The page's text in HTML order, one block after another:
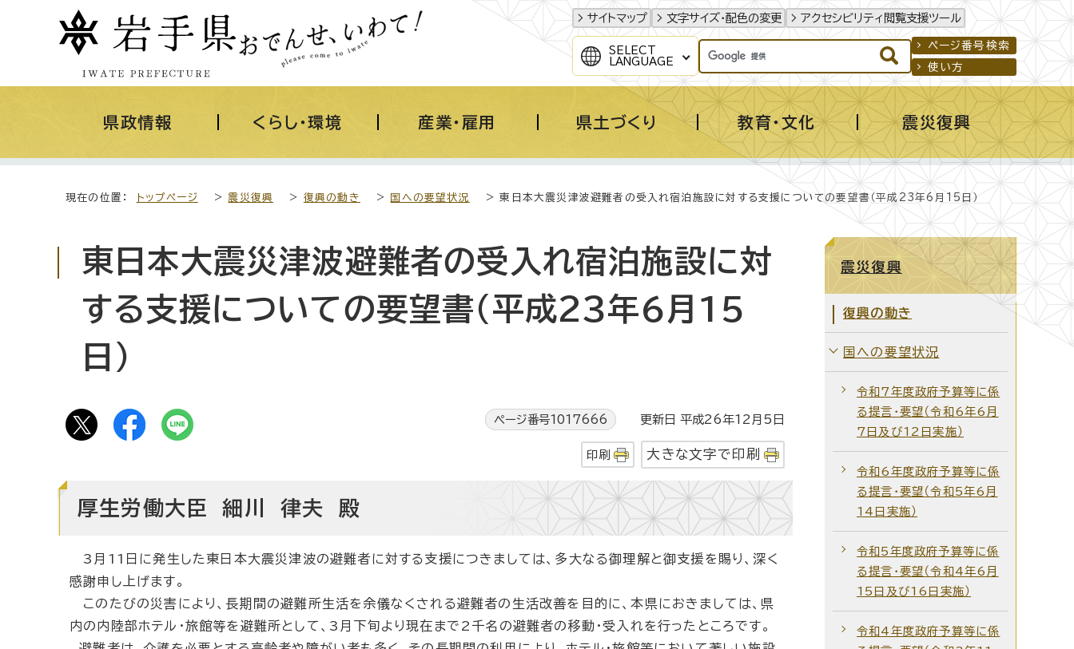
サイトマップ 文字サイズ・配色の変更 アクセシビリティ閲覧支援ツール
SELECT
LANGUAGE
ページ番号検索
使い方
県政情報 くらし・環境 産業・雇用 県土づくり 教育・文化 震災復興
現在の位置： トップページ > 震災復興 > 復興の動き > 国への要望状況 > 東日本大震災津波避難者の受入れ宿泊施設に対する支援についての要望書（平成23年6月15日）
東日本大震災津波避難者の受入れ宿泊施設に対
する支援についての要望書（平成23年6月15
日）
ページ番号1017666 更新日 平成26年12月5日
印刷 大きな文字で印刷
厚生労働大臣 細川 律夫 殿
3月11日に発生した東日本大震災津波の避難者に対する支援につきましては、多大なる御理解と御支援を賜り、深く
感謝申し上げます。
このたびの災害により、長期間の避難所生活を余儀なくされる避難者の生活改善を目的に、本県におきましては、県
内の内陸部ホテル・旅館等を避難所として、3月下旬より現在まで2千名の避難者の移動・受入れを行ったところです。
震災復興
復興の動き
国への要望状況
令和7年度政府予算等に係
る提言・要望（令和6年6月
7日及び12日実施）
令和6年度政府予算等に係
る提言・要望（令和5年6月
14日実施）
令和5年度政府予算等に係
る提言・要望（令和4年6月
15日及び16日実施）
令和4年度政府予算等に係